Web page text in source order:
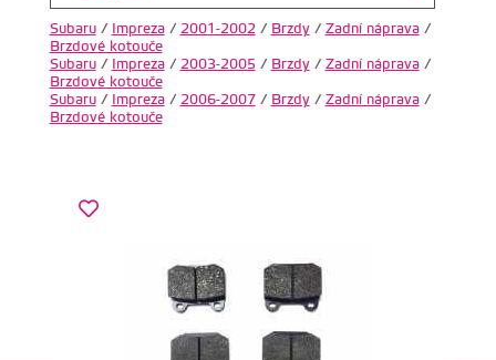
Subaru/ Impreza/ 2001-2002 / Brzdy/ Zadní náprava/
Brzdové kotouče
Subaru/ Impreza/ 2003-2005/ Brzdy/ Zadní náprava/
Brzdové kotouče
Subaru/ Impreza/ 2006-2007/ Brzdy/ Zadní náprava/
Brzdové kotouče